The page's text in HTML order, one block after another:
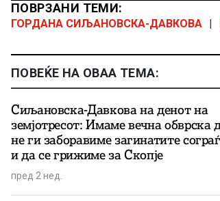
ПОВРЗАНИ ТЕМИ:
ГОРДАНА СИЉАНОВСКА-ДАВКОВА |
ПОВЕЌЕ НА ОВАА ТЕМА:
Сиљановска-Давкова на денот на
земјотресот: Имаме вечна обврска
не ги заборавиме загинатите
и да се грижиме за Скопје
пред 2 нед.